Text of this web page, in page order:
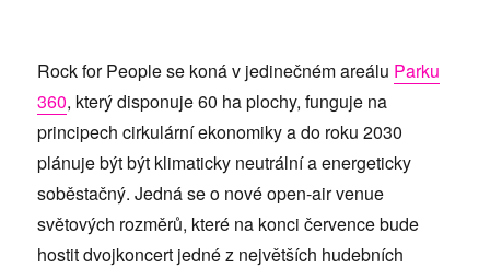
Rock for People se koná v jedinečném areálu Parku
360, který disponuje 60 ha plochy, funguje na
principech cirkulární ekonomiky a do roku 2030
plánuje být být klimaticky neutrální a energeticky
soběstačný. Jedná se o nové open-air venue
světových rozměrů, které na konci července bude
hostit dvojkoncert jedné z největších hudebních